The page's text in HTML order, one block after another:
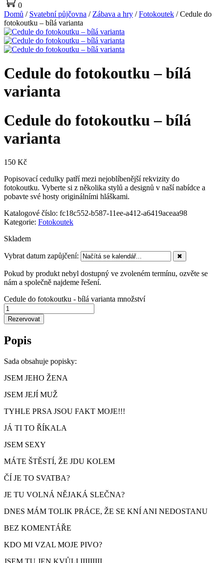
0
Domů / Svatební půjčovna / Zábava a hry /Fotokoutek / Cedule do
fotokoutku – bílá varianta
Cedule do fotokoutku – bílá
varianta
Cedule do fotokoutku – bílá
varianta
150 Kč
Popisovací cedulky patří mezi nejoblíbenější rekvizity do
fotokoutku. Vyberte si z několika stylů a designů v naší nabídce a
pobavte své hosty originálními hláškami.
Katalogové číslo: fc18c552-b587-11ee-a412-a6419aceaa98
Kategorie: Fotokoutek
Skladem
Vybrat datum zapůjčení: ✖
Pokud by produkt nebyl dostupný ve zvoleném termínu, ozvěte se
nám a společně najdeme řešení.
Cedule do fotokoutku - bílá varianta množství
Rezervovat
Popis
Sada obsahuje popisky:
JSEM JEHO ŽENA
JSEM JEJÍ MUŽ
TYHLE PRSA JSOU FAKT MOJE!!!
JÁ TI TO ŘÍKALA
JSEM SEXY
MÁTE ŠTĚSTÍ, ŽE JDU KOLEM
ČÍ JE TO SVATBA?
JE TU VOLNÁ NĚJAKÁ SLEČNA?
DNES MÁM TOLIK PRÁCE, ŽE SE KNÍ ANI NEDOSTANU
BEZ KOMENTÁŘE
KDO MI VZAL MOJE PIVO?
JSEM TU JEN KVŮLI IIIIIIIII